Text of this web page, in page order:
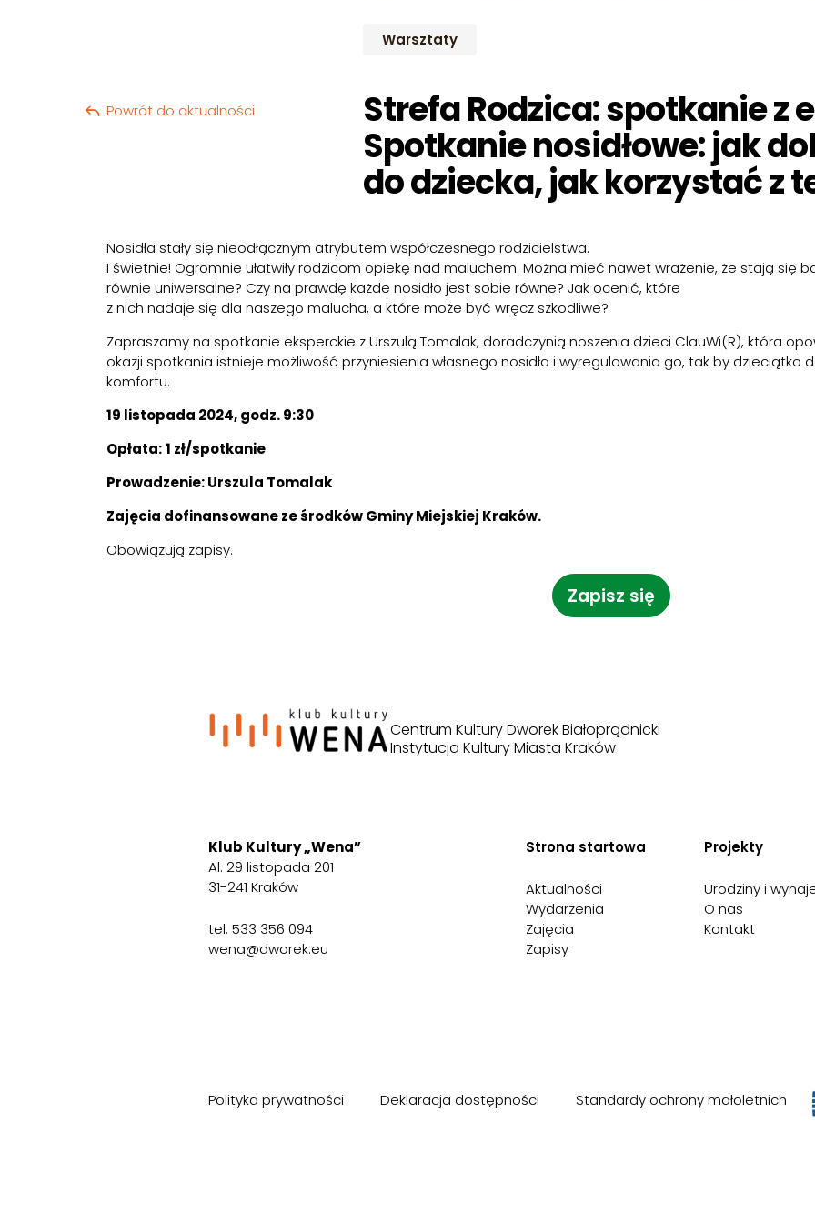
Warsztaty
Strefa Rodzica: spotkanie z
Spotkanie nosidłowe: jak
do dziecka, jak korzystać z
Powrót do aktualności
Nosidła stały się nieodłącznym atrybutem współczesnego rodzicielstwa.
I świetnie! Ogromnie ułatwiły rodzicom opiekę nad maluchem. Można mieć nawet wrażenie, że stają się
równie uniwersalne? Czy na prawdę każde nosidło jest sobie równe? Jak ocenić, które
z nich nadaje się dla naszego malucha, a które może być wręcz szkodliwe?
Zapraszamy na spotkanie eksperckie z Urszulą Tomalak, doradczynią noszenia dzieci ClauWi(R), która
okazji spotkania istnieje możliwość przyniesienia własnego nosidła i wyregulowania go, tak by dzieciątko
komfortu.
19 listopada 2024, godz. 9:30
Opłata: 1 zł/spotkanie
Prowadzenie: Urszula Tomalak
Zajęcia dofinansowane ze środków Gminy Miejskiej Kraków.
Obowiązują zapisy.
Zapisz się
Centrum Kultury Dworek Białoprądnicki
Instytucja Kultury Miasta Kraków
Klub Kultury „Wena”
Al. 29 listopada 201
31-241 Kraków
tel. 533 356 094
wena@dworek.eu
Strona startowa
Aktualności
Wydarzenia
Zajęcia
Zapisy
Projekty
Urodziny i
O nas
Kontakt
Polityka prywatności Deklaracja dostępności Standardy ochrony małoletnich